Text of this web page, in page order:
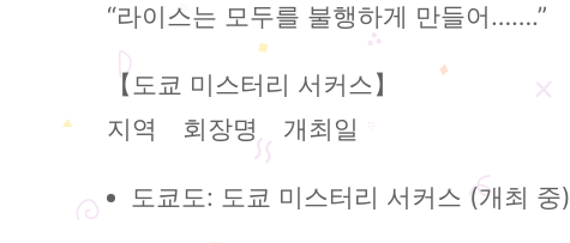
“라이스는 모두를 불행하게 만들어…….”
【도쿄 미스터리 서커스】
지역 회장명 개최일
도쿄도: 도쿄 미스터리 서커스 (개최 중)